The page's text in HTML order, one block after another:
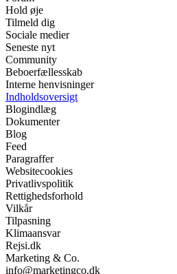
Hold øje
Tilmeld dig
Sociale medier
Seneste nyt
Community
Beboerfællesskab
Interne henvisninger
Indholdsoversigt
Blogindlæg
Dokumenter
Blog
Feed
Paragraffer
Websitecookies
Privatlivspolitik
Rettighedsforhold
Vilkår
Tilpasning
Klimaansvar
Rejsi.dk
Marketing & Co.
info@marketingco.dk